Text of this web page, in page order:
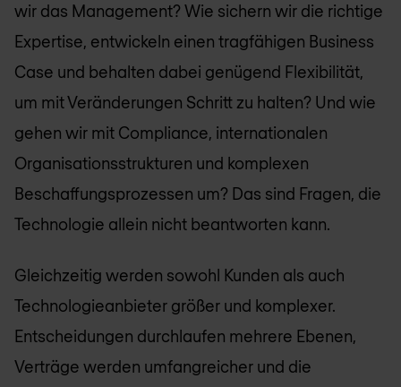
wir das Management? Wie sichern wir die richtige
Expertise, entwickeln einen tragfähigen Business
Case und behalten dabei genügend Flexibilität,
um mit Veränderungen Schritt zu halten? Und wie
gehen wir mit Compliance, internationalen
Organisationsstrukturen und komplexen
Beschaffungsprozessen um? Das sind Fragen, die
Technologie allein nicht beantworten kann.
Gleichzeitig werden sowohl Kunden als auch
Technologieanbieter größer und komplexer.
Entscheidungen durchlaufen mehrere Ebenen,
Verträge werden umfangreicher und die